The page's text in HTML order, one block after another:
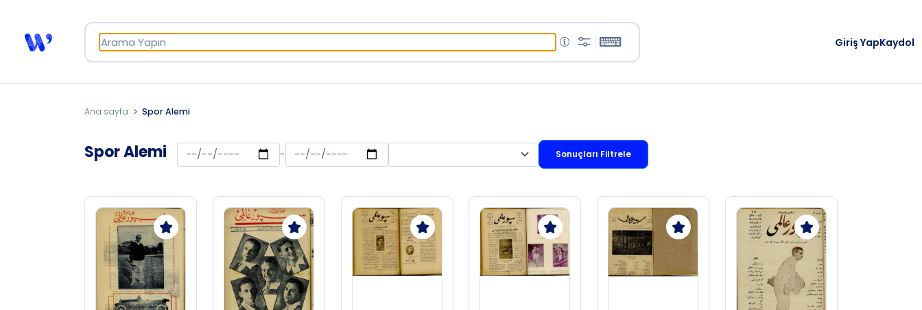
Giriş YapKaydol
Ana sayfa Spor Alemi
Spor Alemi - Sonuçları Filtrele